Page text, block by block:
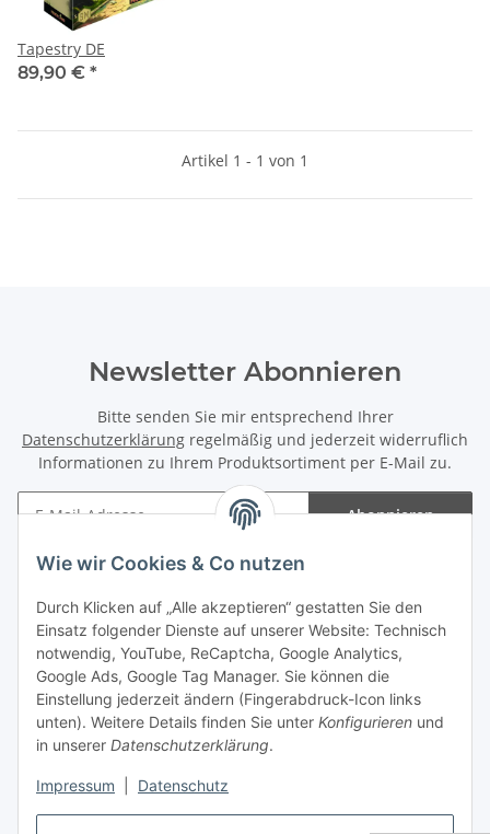
Wie wir Cookies & Co nutzen
Durch Klicken auf „Alle akzeptieren“ gestatten Sie den
Einsatz folgender Dienste auf unserer Website: Technisch
notwendig, YouTube, ReCaptcha, Google Analytics,
Google Ads, Google Tag Manager. Sie können die
Einstellung jederzeit ändern (Fingerabdruck-Icon links
unten). Weitere Details finden Sie unter Konfigurieren und
in unserer Datenschutzerklärung.
Impressum Datenschutz
Tapestry DE
89,90 € *
Artikel 1 - 1 von 1
Newsletter Abonnieren
Bitte senden Sie mir entsprechend Ihrer
Datenschutzerklärung regelmäßig und jederzeit widerruflich
Informationen zu Ihrem Produktsortiment per E-Mail zu.
Abonnieren
Gesetzliche Informationen
Spieletreffs in Jülich & Umgebung